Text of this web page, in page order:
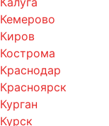
Кемерово
Киров
Кострома
Краснодар
Красноярск
Курган
Курск